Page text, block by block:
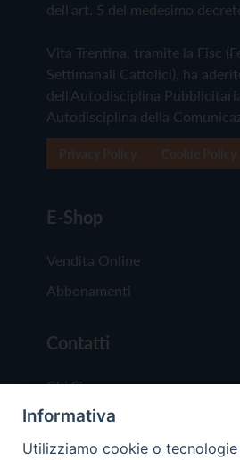
dell'art. 5 del medesimo
Vita Trentina, tramite la Fisc
Settimanali Cattolici), ha
dell'Autodisciplina
Autodisciplina della
E-Shop
Vendita Online
Abbonamenti
Contatti
Chi Siamo
Redazione
Scrivici
Informativa
Utilizziamo cookie o